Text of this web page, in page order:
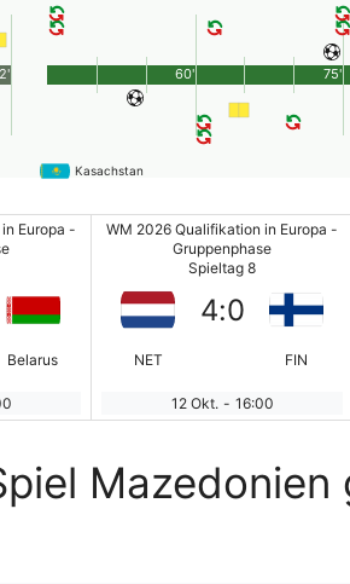
2'
Kasachstan
60' 75'
Europa -
Belarus
WM 2026 Qualifikation in Europa -
Gruppenphase
Spieltag 8
NET
4:0
FIN
12 Okt. - 16:00
Mazedonien